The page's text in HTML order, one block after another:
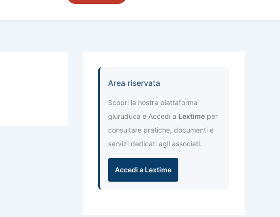
Area riservata
Scopri la nostra piattaforma
giuruduca e Accedi a Lextime per
consultare pratiche, documenti e
servizi dedicati agli associati.
Accedi a Lextime